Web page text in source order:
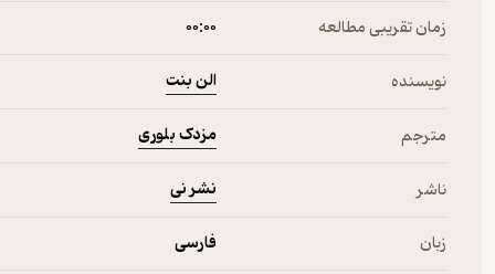
زمان تقریبی مطالعه ۰۰:۰۰
نویسنده الن بنت
مترجم مزدک بلوری
ناشر نشر نی
زبان فارسی